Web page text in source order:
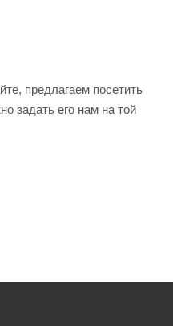
предлагаем посетить
задать его нам на той